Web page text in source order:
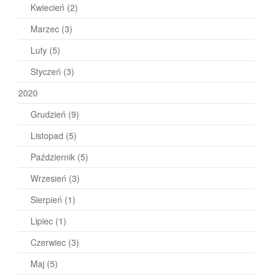
Kwiecień (2)
Marzec (3)
Luty (5)
Styczeń (3)
2020
Grudzień (9)
Listopad (5)
Październik (5)
Wrzesień (3)
Sierpień (1)
Lipiec (1)
Czerwiec (3)
Maj (5)